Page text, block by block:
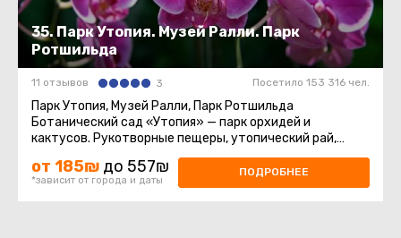
35. Парк Утопия. Музей Ралли. Парк
Ротшильда
11 отзывов 3 Посетило 153 316 чел.
Парк Утопия, Музей Ралли, Парк Ротшильда
Ботанический сад «Утопия» — парк орхидей и
кактусов. Рукотворные пещеры, утопический рай,
атмосфера тропического дождевого ...
от 185₪ до 557₪
*зависит от города и даты
ПОДРОБНЕЕ